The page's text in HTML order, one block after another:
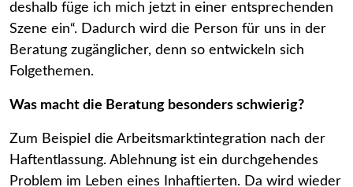
deshalb füge ich mich jetzt in einer entsprechenden
Szene ein“. Dadurch wird die Person für uns in der
Beratung zugänglicher, denn so entwickeln sich
Folgethemen.
Was macht die Beratung besonders schwierig?
Zum Beispiel die Arbeitsmarktintegration nach der
Haftentlassung. Ablehnung ist ein durchgehendes
Problem im Leben eines Inhaftierten. Da wird wieder